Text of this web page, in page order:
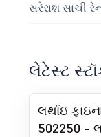
સરેરાશ સાચી
લેટેસ્ટ
લર્થાઇ
502250 -